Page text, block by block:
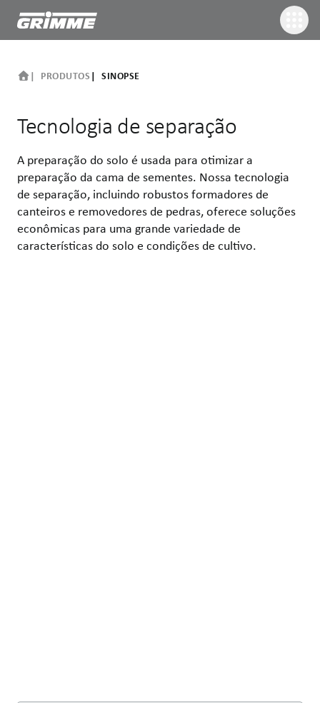
PRODUTOS SINOPSE
Tecnologia de separação
A preparação do solo é usada para otimizar a
preparação da cama de sementes. Nossa tecnologia
de separação, incluindo robustos formadores de
canteiros e removedores de pedras, oferece soluções
econômicas para uma grande variedade de
características do solo e condições de cultivo.